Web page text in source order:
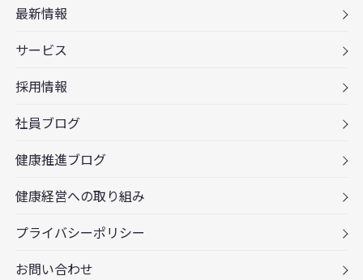
最新情報
サービス
採用情報
社員ブログ
健康推進ブログ
健康経営への取り組み
プライバシーポリシー
お問い合わせ